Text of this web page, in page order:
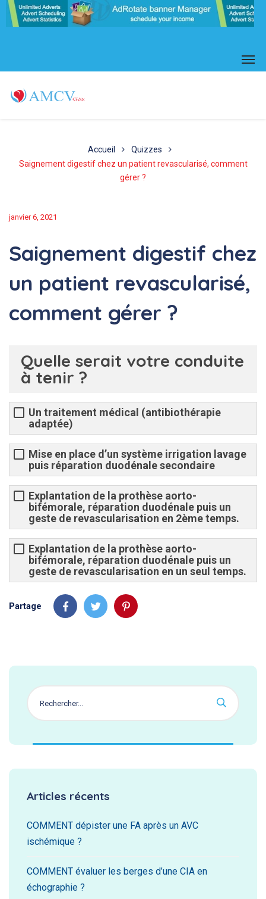
Accueil
Quizzes
Saignement digestif chez un patient revascularisé, comment
gérer ?
janvier 6, 2021
Saignement digestif chez
un patient revascularisé,
comment gérer ?
Quelle serait votre conduite
à tenir ?
Un traitement médical (antibiothérapie
adaptée)
Mise en place d’un système irrigation lavage
puis réparation duodénale secondaire
Explantation de la prothèse aorto-
bifémorale, réparation duodénale puis un
geste de revascularisation en 2ème temps.
Explantation de la prothèse aorto-
bifémorale, réparation duodénale puis un
geste de revascularisation en un seul temps.
Partage
Articles récents
COMMENT dépister une FA après un AVC
ischémique ?
COMMENT évaluer les berges d’une CIA en
échographie ?